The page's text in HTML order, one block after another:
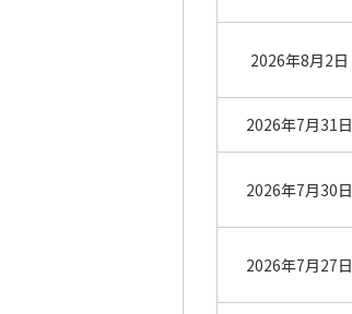
2026年8月2日
2026年7月31日
2026年7月30日
2026年7月27日